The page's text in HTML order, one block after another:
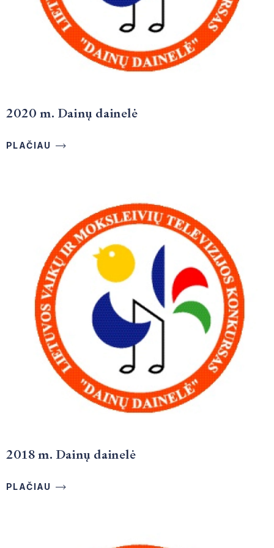
2020 m. Dainų dainelė
PLAČIAU
2018 m. Dainų dainelė
PLAČIAU